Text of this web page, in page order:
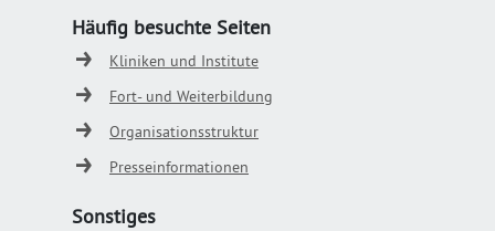
Häufig besuchte Seiten
Kliniken und Institute
Fort- und Weiterbildung
Organisationsstruktur
Presseinformationen
Sonstiges